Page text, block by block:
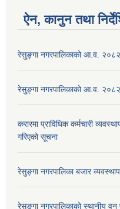
ऐन, कानुन तथा
रेसु्ङ्गा नगरपालिकाको आ.व.
रेसु्ङ्गा नगरपालिकाको आ.व.
करारमा प्राविधिक कर्मचारी
गरिएको सूचना
रेसुङ्गा नगरपालिका बजार
रेसुङ्गा नगरपालिकाको स्थानीय